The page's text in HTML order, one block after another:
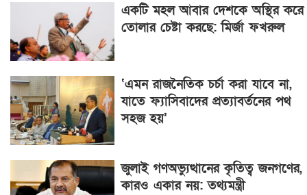
একটি মহল আবার দেশকে অস্থির করে
তোলার চেষ্টা করছে: মির্জা ফখরুল
‘এমন রাজনৈতিক চর্চা করা যাবে না,
যাতে ফ্যাসিবাদের প্রত্যাবর্তনের পথ
সহজ হয়’
জুলাই গণঅভ্যুত্থানের কৃতিত্ব জনগণের,
কারও একার নয়: তথ্যমন্ত্রী